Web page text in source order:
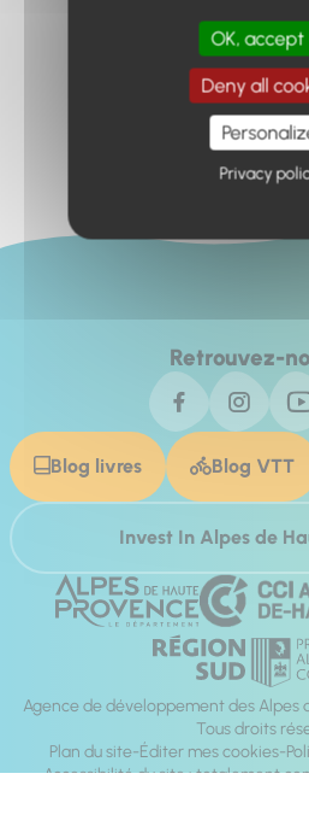
Retour à
Retrouvez-
Blog livres Blog VTT
Invest In Alpes de
Agence de développement des
Tous droits
Plan du site Éditer mes cookies
Accessibilité du site : totalement
OK, accept
Deny all
Privacy